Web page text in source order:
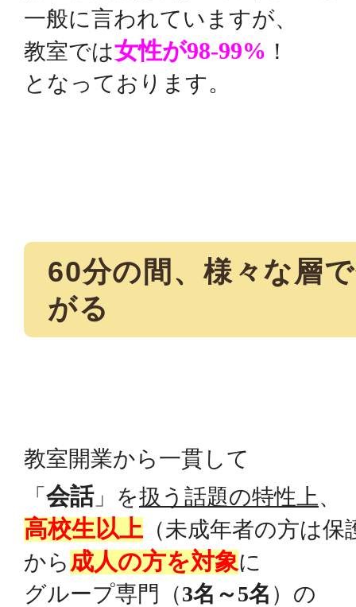
一般に言われていますが、
教室では女性が98-99% ！
となっております。
60分の間、様々な層
がる
教室開業から一貫して
「 会話」を扱う話題の特性上、
高校生以上 （未成年者の方は
から 成人の方を対象に
グループ専門（3名～5名 ） の